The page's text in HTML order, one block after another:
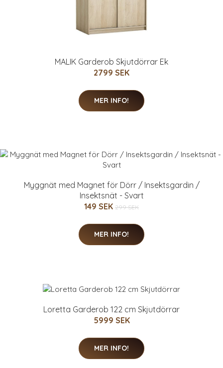
MALIK Garderob Skjutdörrar Ek
2799 SEK
MER INFO!
Myggnät med Magnet för Dörr / Insektsgardin /
Insektsnät - Svart
149 SEK 299 SEK
MER INFO!
Loretta Garderob 122 cm Skjutdörrar
5999 SEK
MER INFO!